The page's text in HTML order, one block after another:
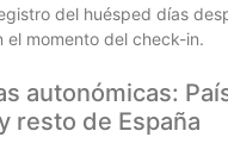
del huésped días
el momento del check-in.
autonómicas:
resto de España